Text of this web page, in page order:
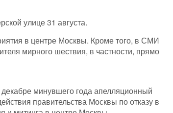
улице 31 августа.
в центре Москвы. Кроме того, в СМИ
мирного шествия, в частности, прямо
минувшего года апелляционный
правительства Москвы по отказу в